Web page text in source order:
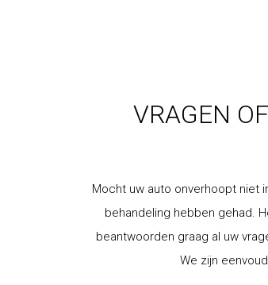
VRAGEN
Mocht uw auto onverhoopt niet
behandeling hebben gehad.
beantwoorden graag al uw
We zijn